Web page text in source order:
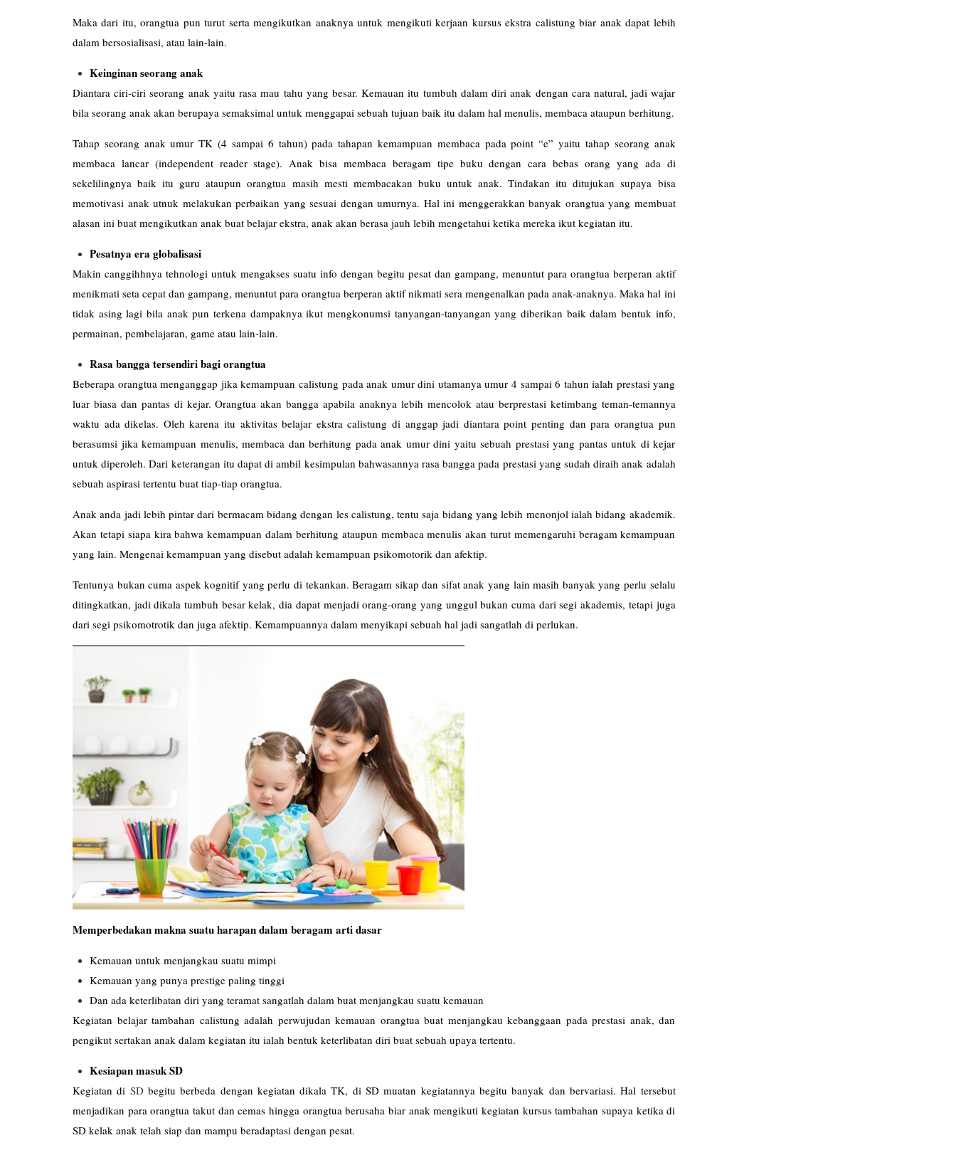
Maka dari itu, orangtua pun turut serta mengikutkan anaknya untuk mengikuti kerjaan kursus ekstra calistung biar anak dapat lebih
dalam bersosialisasi, atau lain-lain.
Keinginan seorang anak
Diantara ciri-ciri seorang anak yaitu rasa mau tahu yang besar. Kemauan itu tumbuh dalam diri anak dengan cara natural, jadi wajar
bila seorang anak akan berupaya semaksimal untuk menggapai sebuah tujuan baik itu dalam hal menulis, membaca ataupun berhitung.
Tahap seorang anak umur TK (4 sampai 6 tahun) pada tahapan kemampuan membaca pada point “e” yaitu tahap seorang anak
membaca lancar (independent reader stage). Anak bisa membaca beragam tipe buku dengan cara bebas orang yang ada di
sekelilingnya baik itu guru ataupun orangtua masih mesti membacakan buku untuk anak. Tindakan itu ditujukan supaya bisa
memotivasi anak utnuk melakukan perbaikan yang sesuai dengan umurnya. Hal ini menggerakkan banyak orangtua yang membuat
alasan ini buat mengikutkan anak buat belajar ekstra, anak akan berasa jauh lebih mengetahui ketika mereka ikut kegiatan itu.
Pesatnya era globalisasi
Makin canggihhnya tehnologi untuk mengakses suatu info dengan begitu pesat dan gampang, menuntut para orangtua berperan aktif
menikmati seta cepat dan gampang, menuntut para orangtua berperan aktif nikmati sera mengenalkan pada anak-anaknya. Maka hal ini
tidak asing lagi bila anak pun terkena dampaknya ikut mengkonumsi tanyangan-tanyangan yang diberikan baik dalam bentuk info,
permainan, pembelajaran, game atau lain-lain.
Rasa bangga tersendiri bagi orangtua
Beberapa orangtua menganggap jika kemampuan calistung pada anak umur dini utamanya umur 4 sampai 6 tahun ialah prestasi yang
luar biasa dan pantas di kejar. Orangtua akan bangga apabila anaknya lebih mencolok atau berprestasi ketimbang teman-temannya
waktu ada dikelas. Oleh karena itu aktivitas belajar ekstra calistung di anggap jadi diantara point penting dan para orangtua pun
berasumsi jika kemampuan menulis, membaca dan berhitung pada anak umur dini yaitu sebuah prestasi yang pantas untuk di kejar
untuk diperoleh. Dari keterangan itu dapat di ambil kesimpulan bahwasannya rasa bangga pada prestasi yang sudah diraih anak adalah
sebuah aspirasi tertentu buat tiap-tiap orangtua.
Anak anda jadi lebih pintar dari bermacam bidang dengan les calistung, tentu saja bidang yang lebih menonjol ialah bidang akademik.
Akan tetapi siapa kira bahwa kemampuan dalam berhitung ataupun membaca menulis akan turut memengaruhi beragam kemampuan
yang lain. Mengenai kemampuan yang disebut adalah kemampuan psikomotorik dan afektip.
Tentunya bukan cuma aspek kognitif yang perlu di tekankan. Beragam sikap dan sifat anak yang lain masih banyak yang perlu selalu
ditingkatkan, jadi dikala tumbuh besar kelak, dia dapat menjadi orang-orang yang unggul bukan cuma dari segi akademis, tetapi juga
dari segi psikomotrotik dan juga afektip. Kemampuannya dalam menyikapi sebuah hal jadi sangatlah di perlukan.
Memperbedakan makna suatu harapan dalam beragam arti dasar
Kemauan untuk menjangkau suatu mimpi
Kemauan yang punya prestige paling tinggi
Dan ada keterlibatan diri yang teramat sangatlah dalam buat menjangkau suatu kemauan
Kegiatan belajar tambahan calistung adalah perwujudan kemauan orangtua buat menjangkau kebanggaan pada prestasi anak, dan
pengikut sertakan anak dalam kegiatan itu ialah bentuk keterlibatan diri buat sebuah upaya tertentu.
Kesiapan masuk SD
Kegiatan di SDbegitu berbeda dengan kegiatan dikala TK, di SD muatan kegiatannya begitu banyak dan bervariasi. Hal tersebut
menjadikan para orangtua takut dan cemas hingga orangtua berusaha biar anak mengikuti kegiatan kursus tambahan supaya ketika di
SD kelak anak telah siap dan mampu beradaptasi dengan pesat.